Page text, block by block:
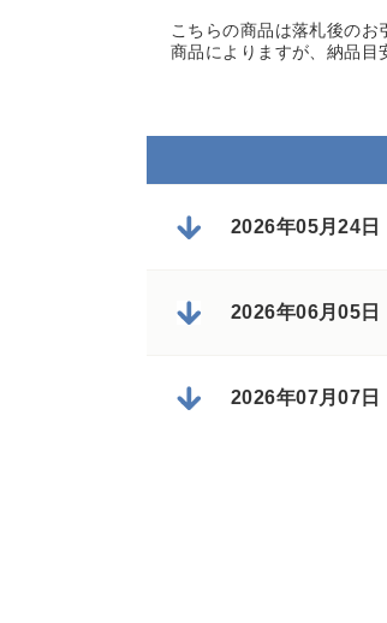
こちらの商品は落札後のお
商品によりますが、納品目
2026年05月24日
2026年06月05日
2026年07月07日